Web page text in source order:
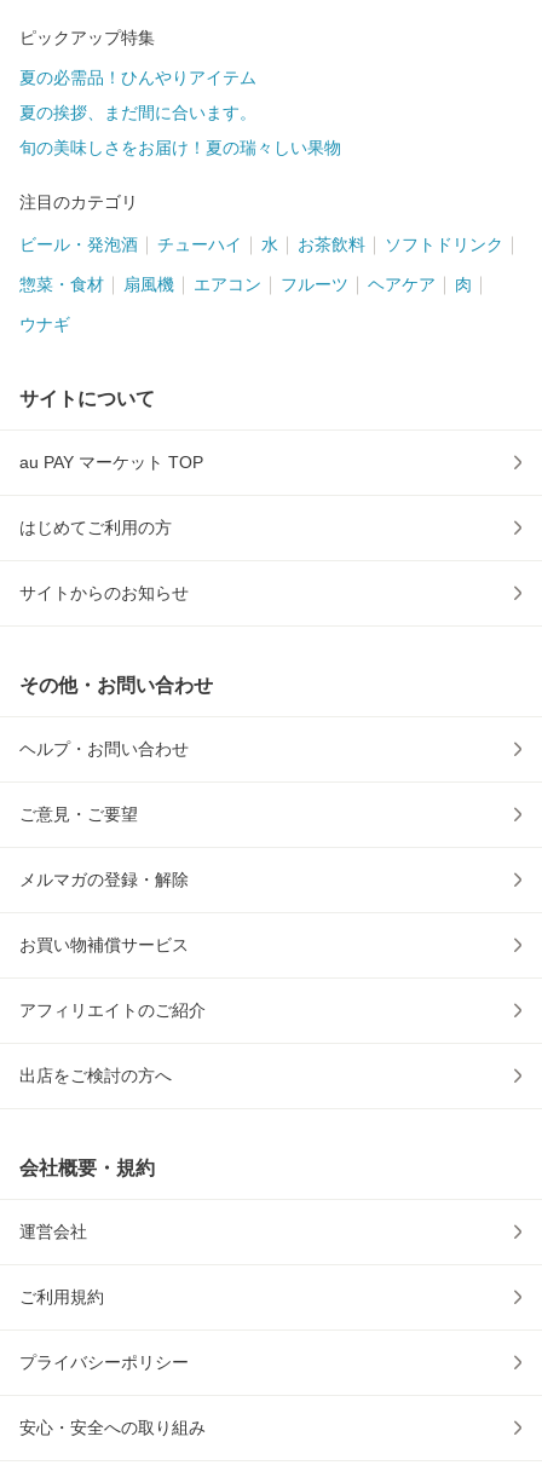
ピックアップ特集
夏の必需品！ひんやりアイテム
夏の挨拶、まだ間に合います。
旬の美味しさをお届け！夏の瑞々しい果物
注目のカテゴリ
ビール・発泡酒 チューハイ 水 お茶飲料 ソフトドリンク
惣菜・食材 扇風機 エアコン フルーツ ヘアケア 肉
ウナギ
サイトについて
au PAY マーケット TOP
はじめてご利用の方
サイトからのお知らせ
その他・お問い合わせ
ヘルプ・お問い合わせ
ご意見・ご要望
メルマガの登録・解除
お買い物補償サービス
アフィリエイトのご紹介
出店をご検討の方へ
会社概要・規約
運営会社
ご利用規約
プライバシーポリシー
安心・安全への取り組み